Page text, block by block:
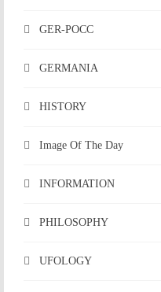
GER-POCC
GERMANIA
HISTORY
Image Of The Day
INFORMATION
PHILOSOPHY
UFOLOGY